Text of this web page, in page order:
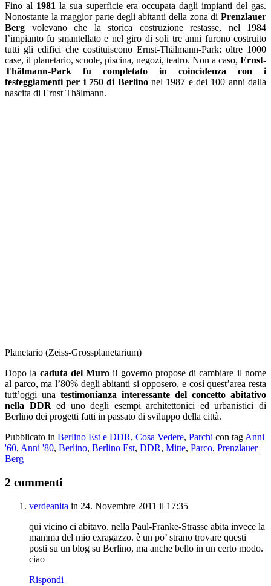
Fino al 1981 la sua superficie era occupata dagli impianti del gas.
Nonostante la maggior parte degli abitanti della zona di Prenzlauer
Berg volevano che la storica costruzione restasse, nel 1984
l’impianto fu smantellato e nel giro di soli tre anni furono costruito
tutti gli edifici che costituiscono Ernst-Thälmann-Park: oltre 1000
case, il planetario, scuole, piscina, negozi, teatro. Non a caso, Ernst-
Thälmann-Park fu completato in coincidenza con i
festeggiamenti per i 750 di Berlinonel 1987 e dei 100 anni dalla
nascita di Ernst Thälmann.
Planetario (Zeiss-Grossplanetarium)
Dopo la caduta del Muro il governo propose di cambiare il nome
al parco, ma l’80% degli abitanti si opposero, e così quest’area resta
tutt’oggi una testimonianza interessante del concetto abitativo
nella DDRed uno degli esempi architettonici ed urbanistici di
Berlino dei progetti fatti in passato di sviluppo della città.
Pubblicato in Berlino Est e DDR, Cosa Vedere, Parchi con tagAnni
'60, Anni '80, Berlino, Berlino Est, DDR, Mitte, Parco, Prenzlauer
Berg
2 commenti
verdeanita in 24. Novembre 2011 il 17:35
qui vicino ci abitavo. nella Paul-Franke-Strasse abita invece la
mamma del mio exragazzo. è un po’ strano trovare questi
posti su un blog su Berlino, ma anche bello in un certo modo.
ciao
Rispondi